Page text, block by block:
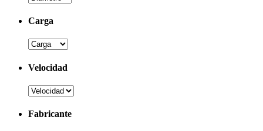
Carga
Velocidad
Fabricante